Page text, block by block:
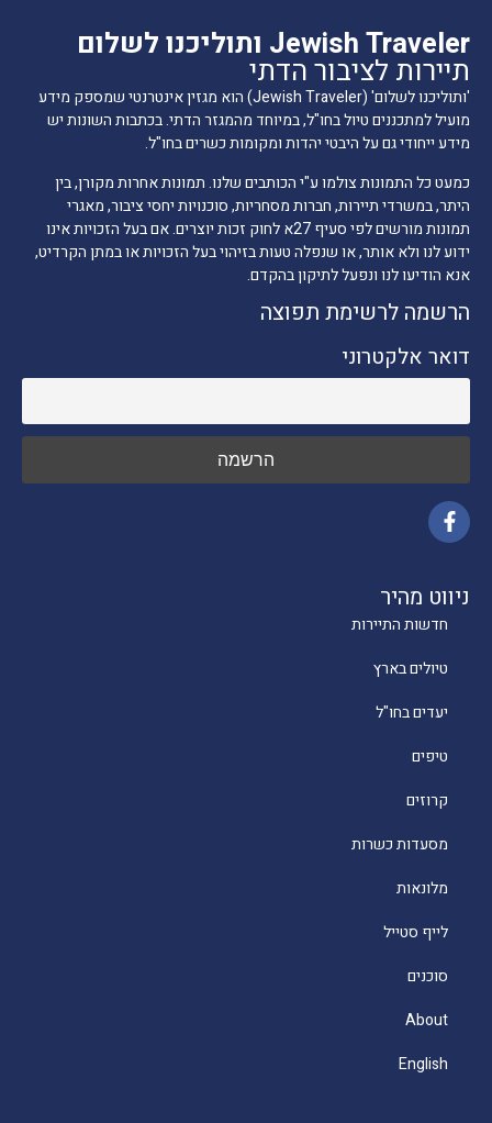
ניווט מהיר
חדשות התיירות
טיולים בארץ
יעדים בחו"ל
טיפים
קרוזים
מסעדות כשרות
מלונאות
לייף סטייל
סוכנים
About
English
Jewish Traveler ותוליכנו לשלום
תיירות לציבור הדתי
'ותוליכנו לשלום' (Jewish Traveler) הוא מגזין אינטרנטי שמספק מידע
מועיל למתכננים טיול בחו"ל, במיוחד מהמגזר הדתי. בכתבות השונות יש
מידע ייחודי גם על היבטי יהדות ומקומות כשרים בחו"ל.
כמעט כל התמונות צולמו ע"י הכותבים שלנו. תמונות אחרות מקורן, בין
היתר, במשרדי תיירות, חברות מסחריות, סוכנויות יחסי ציבור, מאגרי
תמונות מורשים לפי סעיף 27א לחוק זכות יוצרים. אם בעל הזכויות אינו
ידוע לנו ולא אותר, או שנפלה טעות בזיהוי בעל הזכויות או במתן הקרדיט,
אנא הודיעו לנו ונפעל לתיקון בהקדם.
הרשמה לרשימת תפוצה
דואר אלקטרוני